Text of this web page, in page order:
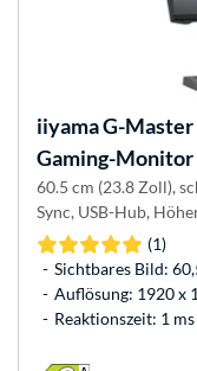
iiyamaG-Master
Gaming-Monitor
60.5 cm (23.8 Zoll),
Sync, USB-Hub,
(1)
Sichtbares Bild:
Auflösung: 1920 x
Reaktionszeit: 1